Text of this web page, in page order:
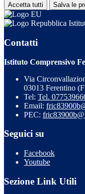
Accetta tutti Salva le
Contatti
Istituto Comprensivo
Via
03013 Ferentino
Tel: Tel.
Email:
PEC:
Seguici su
Facebook
Youtube
Sezione Link Utili